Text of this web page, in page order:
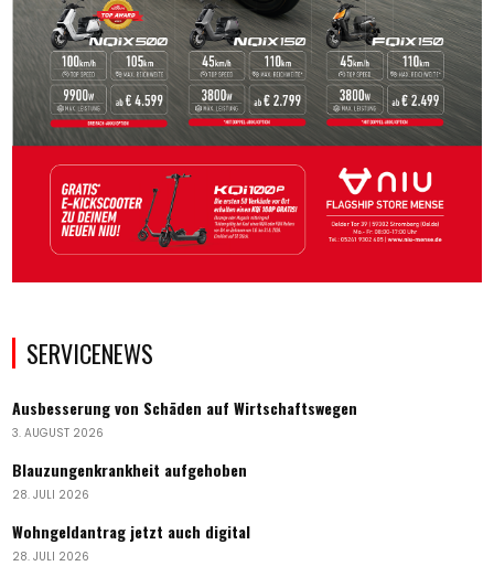
SERVICENEWS
Ausbesserung von Schäden auf Wirtschaftswegen
3. AUGUST 2026
Blauzungenkrankheit aufgehoben
28. JULI 2026
Wohngeldantrag jetzt auch digital
28. JULI 2026